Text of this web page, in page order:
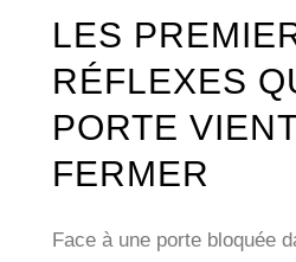
LES
RÉFLEXES
PORTE
FERMER
Face à une porte bloquée